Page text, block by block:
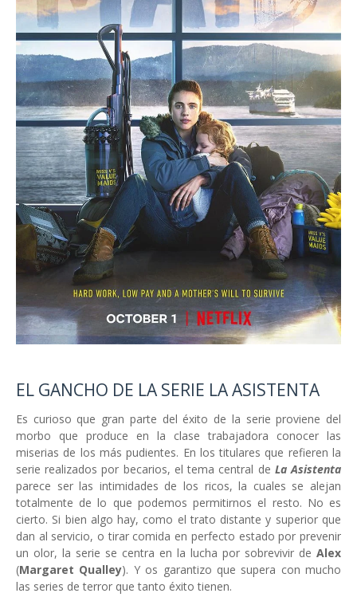
EL GANCHO DE LA SERIE LA ASISTENTA
Es curioso que gran parte del éxito de la serie proviene del
morbo que produce en la clase trabajadora conocer las
miserias de los más pudientes. En los titulares que refieren la
serie realizados por becarios, el tema central de La Asistenta
parece ser las intimidades de los ricos, la cuales se alejan
totalmente de lo que podemos permitirnos el resto. No es
cierto. Si bien algo hay, como el trato distante y superior que
dan al servicio, o tirar comida en perfecto estado por prevenir
un olor, la serie se centra en la lucha por sobrevivir de Alex
(Margaret Qualley). Y os garantizo que supera con mucho
las series de terror que tanto éxito tienen.